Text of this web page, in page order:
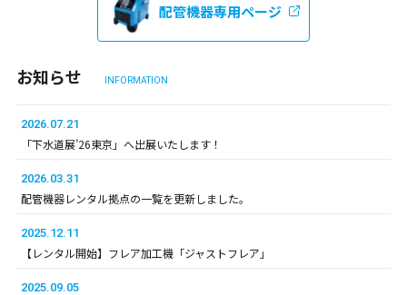
配管機器専用ページ
お知らせ INFORMATION
2026.07.21
「下水道展’26東京」へ出展いたします！
2026.03.31
配管機器レンタル拠点の一覧を更新しました。
2025.12.11
【レンタル開始】フレア加工機「ジャストフレア」
2025.09.05